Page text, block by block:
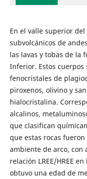
En el valle superior
subvolcánicos de
las lavas y tobas de la
Inferior. Estos
fenocristales de
piroxenos, olivino y
hialocristalina.
alcalinos,
que clasifican
que estas rocas
ambiente de arco, con
relación LREE/HREE
obtuvo una edad de